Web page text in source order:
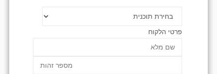
פרטי הלקוח